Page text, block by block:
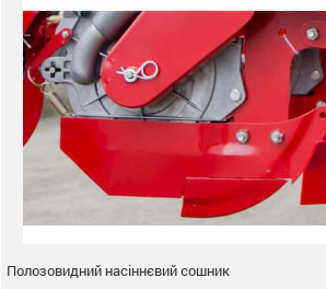
Полозовидний насіннєвий сошник